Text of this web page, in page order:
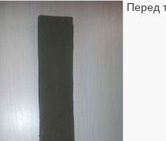
Перед